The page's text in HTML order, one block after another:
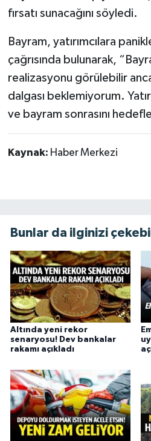
fırsatı sunacağını söyledi.
Bayram, yatırımcılara
çağrısında bulunarak,
realizasyonu görülebilir
dalgası beklemiyorum.
ve bayram sonrasını
Kaynak: Haber Merkezi
Bunlar da ilginizi
Altında yeni rekor
senaryosu! Dev bankalar
rakamı açıkladı